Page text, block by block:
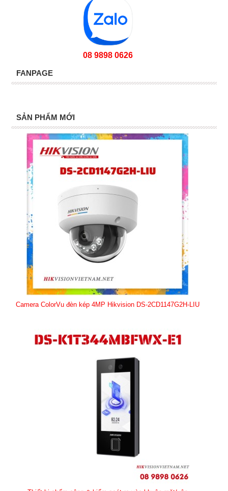
08 9898 0626
FANPAGE
SẢN PHẨM MỚI
Camera ColorVu đèn kép 4MP Hikvision DS-2CD1147G2H-LIU